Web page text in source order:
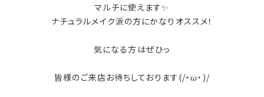
マルチに使えます✨
ナチュラルメイク派の方にかなりオススメ！
気になる方はぜひっ
皆様のご来店お待ちしております(/・ω・)/